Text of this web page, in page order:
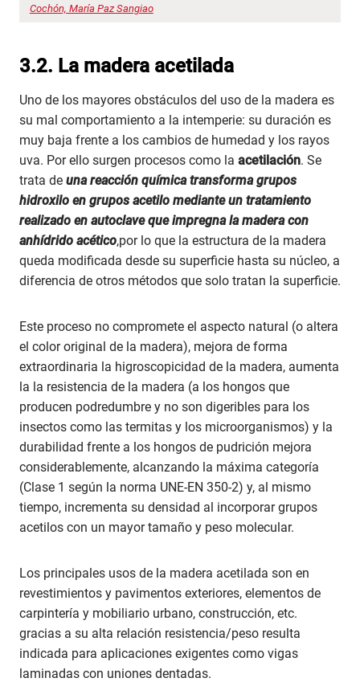
Cochón, María Paz Sangiao
3.2. La madera acetilada
Uno de los mayores obstáculos del uso de la madera es
su mal comportamiento a la intemperie: su duración es
muy baja frente a los cambios de humedad y los rayos
uva. Por ello surgen procesos como la acetilación. Se
trata de una reacción química transforma grupos
hidroxilo en grupos acetilo mediante un tratamiento
realizado en autoclave que impregna la madera con
anhídrido acético,por lo que la estructura de la madera
queda modificada desde su superficie hasta su núcleo, a
diferencia de otros métodos que solo tratan la superficie.
Este proceso no compromete el aspecto natural (o altera
el color original de la madera), mejora de forma
extraordinaria la higroscopicidad de la madera, aumenta
la la resistencia de la madera (a los hongos que
producen podredumbre y no son digeribles para los
insectos como las termitas y los microorganismos) y la
durabilidad frente a los hongos de pudrición mejora
considerablemente, alcanzando la máxima categoría
(Clase 1 según la norma UNE-EN 350-2) y, al mismo
tiempo, incrementa su densidad al incorporar grupos
acetilos con un mayor tamaño y peso molecular.
Los principales usos de la madera acetilada son en
revestimientos y pavimentos exteriores, elementos de
carpintería y mobiliario urbano, construcción, etc.
gracias a su alta relación resistencia/peso resulta
indicada para aplicaciones exigentes como vigas
laminadas con uniones dentadas.